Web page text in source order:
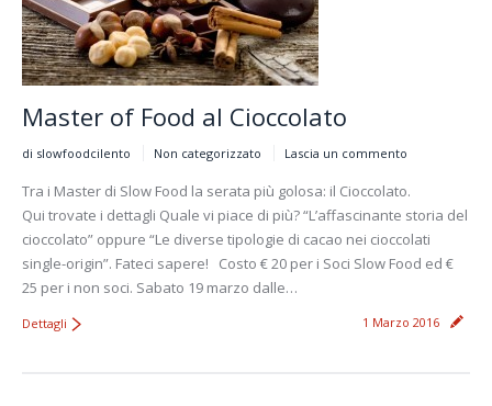
Master of Food al Cioccolato
di slowfoodcilento Non categorizzato Lascia un commento
Tra i Master di Slow Food la serata più golosa: il Cioccolato.
Qui trovate i dettagli Quale vi piace di più? “L’affascinante storia del
cioccolato” oppure “Le diverse tipologie di cacao nei cioccolati
single-origin”. Fateci sapere! Costo € 20 per i Soci Slow Food ed €
25 per i non soci. Sabato 19 marzo dalle…
1 Marzo 2016
Dettagli